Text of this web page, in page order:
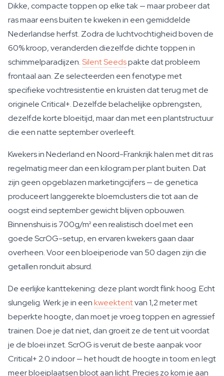
Dikke, compacte toppen op elke tak — maar probeer dat
ras maar eens buiten te kweken in een gemiddelde
Nederlandse herfst. Zodra de luchtvochtigheid boven de
60% kroop, veranderden diezelfde dichte toppen in
schimmelparadijzen.Silent Seedspakte dat probleem
frontaal aan. Ze selecteerden een fenotype met
specifieke vochtresistentie en kruisten dat terug met de
originele Critical+. Dezelfde belachelijke opbrengsten,
dezelfde korte bloeitijd, maar dan met een plantstructuur
die een natte september overleeft.
Kwekers in Nederland en Noord-Frankrijk halen met dit ras
regelmatig meer dan een kilogram per plant buiten. Dat
zijn geen opgeblazen marketingcijfers — de genetica
produceert langgerekte bloemclusters die tot aan de
oogst eind september gewicht blijven opbouwen.
Binnenshuis is 700g/m² een realistisch doel met een
goede ScrOG-setup, en ervaren kwekers gaan daar
overheen. Voor een bloeiperiode van 50 dagen zijn die
getallen ronduit absurd.
De eerlijke kanttekening: deze plant wordt flink hoog. Echt
slungelig. Werk je in eenkweektentvan 1,2 meter met
beperkte hoogte, dan moet je vroeg toppen en agressief
trainen. Doe je dat niet, dan groeit ze de tent uit voordat
je de bloei inzet. ScrOG is veruit de beste aanpak voor
Critical+ 2.0 indoor — het houdt de hoogte in toom en legt
meer bloeiplaatsen bloot aan licht. Precies zo kom je aan